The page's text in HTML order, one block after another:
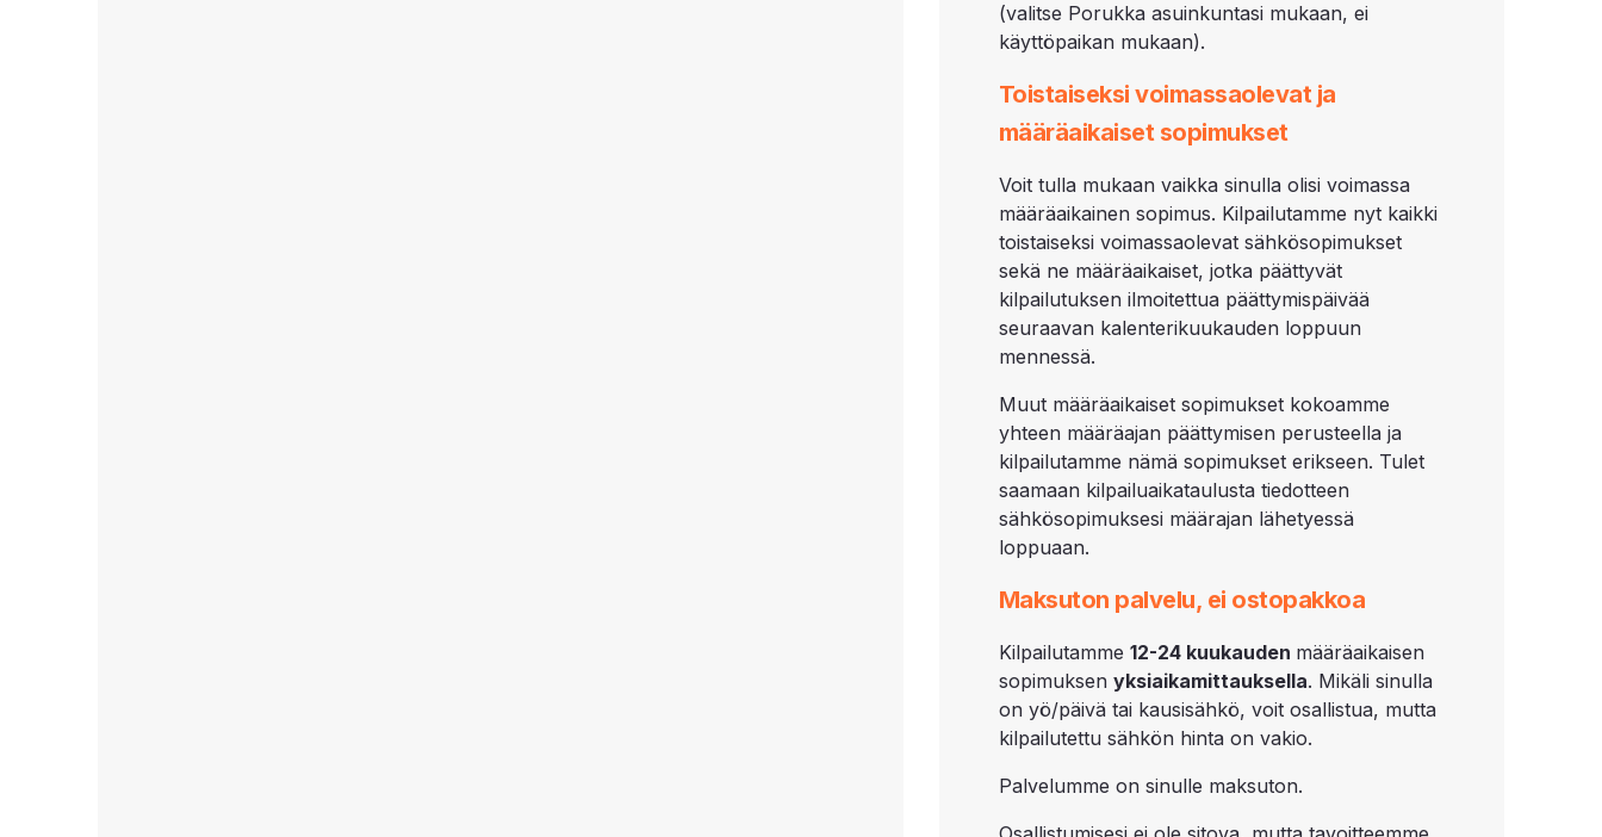
(valitse Porukka asuinkuntasi mukaan, ei
käyttöpaikan mukaan).
Toistaiseksi voimassaolevat ja
määräaikaiset sopimukset
Voit tulla mukaan vaikka sinulla olisi voimassa
määräaikainen sopimus. Kilpailutamme nyt kaikki
toistaiseksi voimassaolevat sähkösopimukset
sekä ne määräaikaiset, jotka päättyvät
kilpailutuksen ilmoitettua päättymispäivää
seuraavan kalenterikuukauden loppuun
mennessä.
Muut määräaikaiset sopimukset kokoamme
yhteen määräajan päättymisen perusteella ja
kilpailutamme nämä sopimukset erikseen. Tulet
saamaan kilpailuaikataulusta tiedotteen
sähkösopimuksesi määrajan lähetyessä
loppuaan.
Maksuton palvelu, ei ostopakkoa
Kilpailutamme 12-24 kuukauden määräaikaisen
sopimuksen yksiaikamittauksella. Mikäli sinulla
on yö/päivä tai kausisähkö, voit osallistua, mutta
kilpailutettu sähkön hinta on vakio.
Palvelumme on sinulle maksuton.